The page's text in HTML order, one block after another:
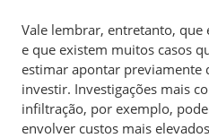
Vale lembrar, entretanto, que
e que existem muitos casos
estimar apontar previamente
investir. Investigações mais
infiltração, por exemplo,
envolver custos mais